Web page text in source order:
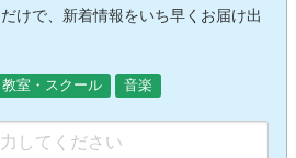
けで、新着情報をいち早くお届け出
教室・スクール 音楽